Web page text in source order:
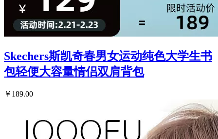
Skechers斯凯奇春男女运动纯色大学生书
包轻便大容量情侣双肩背包
￥189.00